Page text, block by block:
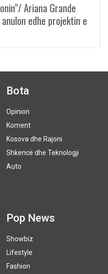
Ariana Grande
edhe projektin e
Bota
Opinion
Koment
Kosova dhe Rajoni
Shkencë dhe Teknologji
Auto
Pop News
Showbiz
Lifestyle
Fashion